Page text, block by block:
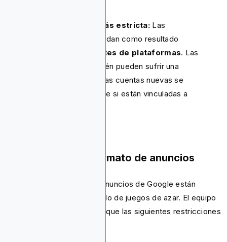
La aplicación es ahora más estricta: Las
certificaciones falsificadas dan como resultado
prohibiciones permanentes de plataformas. Las
cuentas relacionadas también pueden sufrir una
suspensión permanente, y las cuentas nuevas se
suspenden automáticamente si están vinculadas a
Restricciones de formato de anuncios
No todos los formatos de anuncios de Google están
disponibles para el contenido de juegos de azar. El equipo
de Blockchain-Ads verificó que las siguientes restricciones